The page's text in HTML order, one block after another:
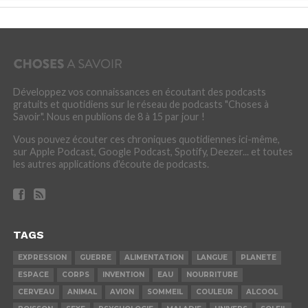
Développez vos connaissances en écoutant des podcasts
gratuits et quotidiens sur le réseau de podcasts "Choses à
Savoir". Nous en publions de 8 à 15 par jour !
Vous pouvez écouter ces chroniques quotidiennes ici-même,
sur Apple Podcast, Google Podcast, Spotify, Deezer... et toutes
les autres applications d'écoute de podcasts.
TAGS
EXPRESSION GUERRE ALIMENTATION LANGUE
PLANETE
ESPACE
CORPS INVENTION EAU
NOURRITURE
CERVEAU
ANIMAL AVION SOMMEIL COULEUR
ALCOOL